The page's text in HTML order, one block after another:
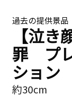
過去の提供景品
【泣
罪 プ
ション
約30cm